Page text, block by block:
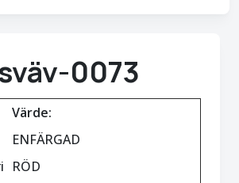
0073
Värde:
ENFÄRGAD
RÖD